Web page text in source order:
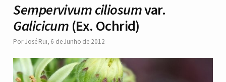
Sempervivum ciliosumvar.
Galicicum (Ex. Ochrid)
PorJosé Rui, 6 de Junho de 2012